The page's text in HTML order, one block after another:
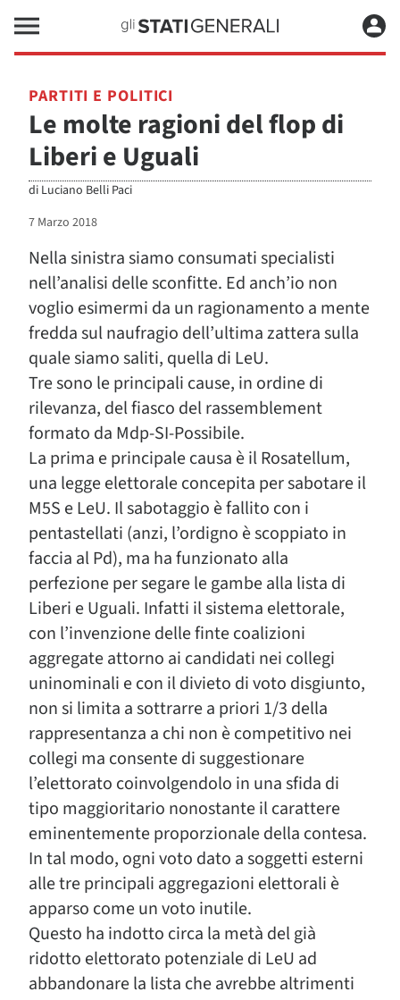
PARTITI E POLITICI
Le molte ragioni del flop di
Liberi e Uguali
di Luciano Belli Paci
7 Marzo 2018
Nella sinistra siamo consumati specialisti
nell’analisi delle sconfitte. Ed anch’io non
voglio esimermi da un ragionamento a mente
fredda sul naufragio dell’ultima zattera sulla
quale siamo saliti, quella di LeU.
Tre sono le principali cause, in ordine di
rilevanza, del fiasco del rassemblement
formato da Mdp-SI-Possibile.
La prima e principale causa è il Rosatellum,
una legge elettorale concepita per sabotare il
M5S e LeU. Il sabotaggio è fallito con i
pentastellati (anzi, l’ordigno è scoppiato in
faccia al Pd), ma ha funzionato alla
perfezione per segare le gambe alla lista di
Liberi e Uguali. Infatti il sistema elettorale,
con l’invenzione delle finte coalizioni
aggregate attorno ai candidati nei collegi
uninominali e con il divieto di voto disgiunto,
non si limita a sottrarre a priori 1/3 della
rappresentanza a chi non è competitivo nei
collegi ma consente di suggestionare
l’elettorato coinvolgendolo in una sfida di
tipo maggioritario nonostante il carattere
eminentemente proporzionale della contesa.
In tal modo, ogni voto dato a soggetti esterni
alle tre principali aggregazioni elettorali è
apparso come un voto inutile.
Questo ha indotto circa la metà del già
ridotto elettorato potenziale di LeU ad
abbandonare la lista che avrebbe altrimenti